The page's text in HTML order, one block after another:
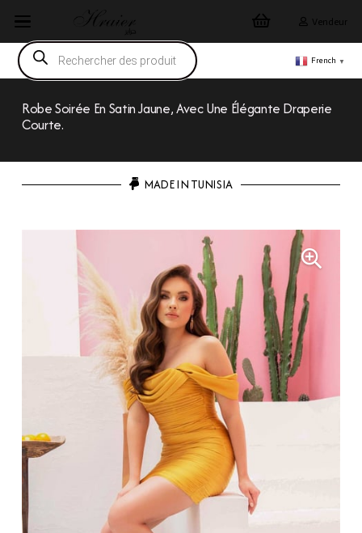
Vendeur
Recherche
de
produits
French ▼
Robe Soirée En Satin Jaune, Avec Une Élégante Draperie
Courte.
MADE IN TUNISIA